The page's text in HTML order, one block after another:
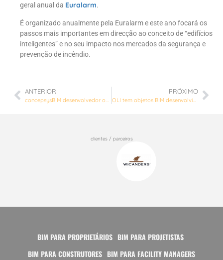
geral anual da Euralarm.
É organizado anualmente pela Euralarm e este ano focará os
passos mais importantes em direcção ao conceito de “edifícios
inteligentes” e no seu impacto nos mercados da segurança e
prevenção de incêndio.
ANTERIOR
concepsysBIM desenvolvedor oficial de conteúdos para software SketchUp
PRÓXIMO
OLI tem objetos BIM desenvolvidos pela concepsysBIM
clientes / parceiros
BIM PARA PROPRIETÁRIOS BIM PARA PROJETISTAS
BIM PARA CONSTRUTORES BIM PARA FACILITY MANAGERS